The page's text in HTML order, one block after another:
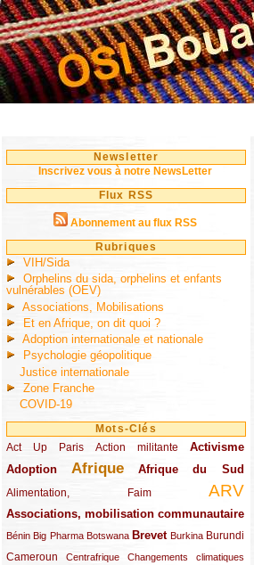
Newsletter
Inscrivez vous à notre NewsLetter
Flux RSS
Abonnement au flux RSS
Rubriques
VIH/Sida
Orphelins du sida, orphelins et enfants
vulnérables (OEV)
Associations, Mobilisations
Et en Afrique, on dit quoi ?
Adoption internationale et nationale
Psychologie géopolitique
Justice internationale
Zone Franche
COVID-19
Mots-Clés
Act Up Paris
(49/289) Action militante
(32/289) Activisme
(73/289)
Adoption
(82/289) Afrique
(161/289) Afrique du Sud
(73/289)
Alimentation, Faim
(48/289) ARV
(203/289)
Associations, mobilisation communautaire
(65/289)
Bénin
(13/289)Big Pharma
(16/289) Botswana
(9/289) Brevet
(83/289) Burkina
(18/289) Burundi
(30/289)
Cameroun
(47/289) Centrafrique
(23/289) Changements climatiques
(10/289)